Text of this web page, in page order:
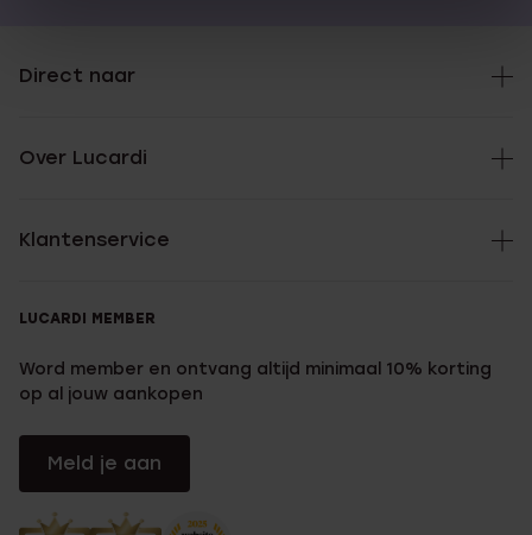
Direct naar
Over Lucardi
Klantenservice
LUCARDI MEMBER
Word member en ontvang altijd minimaal 10% korting
op al jouw aankopen
Meld je aan